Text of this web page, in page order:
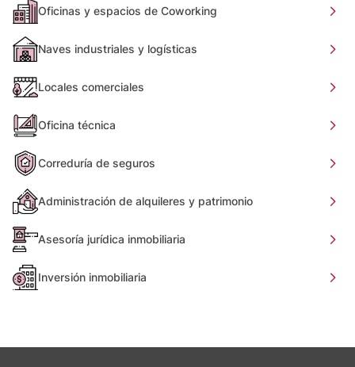
Oficinas y espacios de Coworking
Naves industriales y logísticas
Locales comerciales
Oficina técnica
Correduría de seguros
Administración de alquileres y patrimonio
Asesoría jurídica inmobiliaria
Inversión inmobiliaria